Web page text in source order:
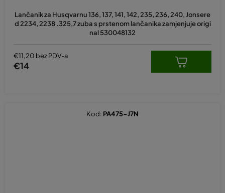
Lančanik za Husqvarnu 136, 137, 141, 142, 235, 236, 240, Jonsere
d 2234, 2238 .325,7 zuba s prstenom lančanika zamjenjuje origi
nal 530048132
€11,20 bez PDV-a
€14
Kod: PA475-J7N